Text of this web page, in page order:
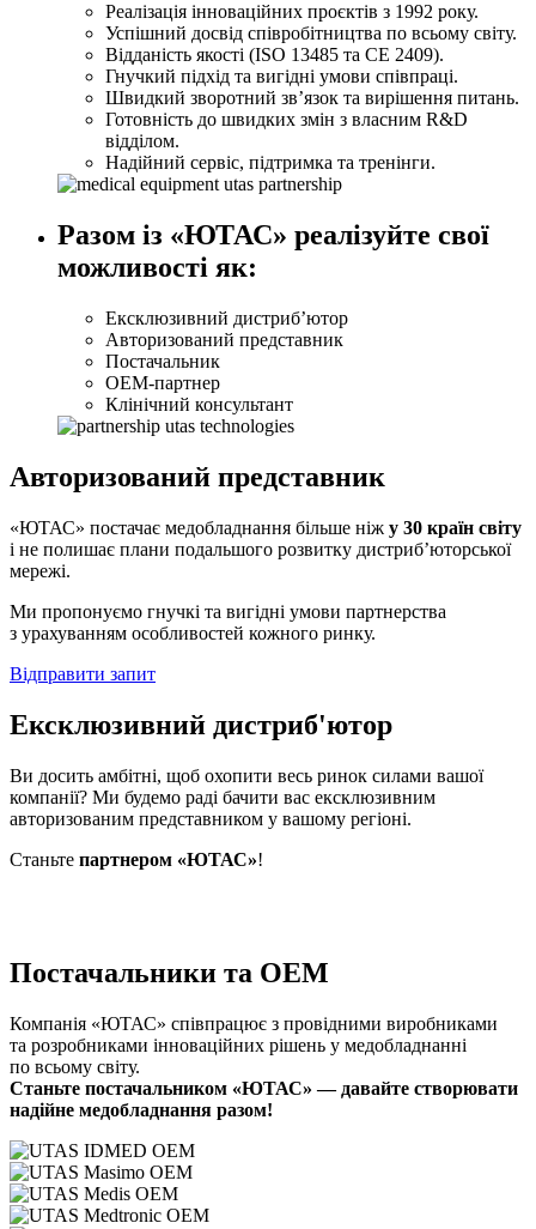
Реалізація інноваційних проєктів з 1992 року.
Успішний досвід співробітництва по всьому світу.
Відданість якості (ISO 13485 та CE 2409).
Гнучкий підхід та вигідні умови співпраці.
Швидкий зворотний зв’язок та вирішення питань.
Готовність до швидких змін з власним R&D
відділом.
Надійний сервіс, підтримка та тренінги.
Разом із «ЮТАС» реалізуйте свої
можливості як:
Ексклюзивний дистриб’ютор
Авторизований представник
Постачальник
OEM-партнер
Клінічний консультант
Авторизований представник
«ЮТАС» постачає медобладнання більше ніж у 30 країн світу
і не полишає плани подальшого розвитку дистриб’юторської
мережі.
Ми пропонуємо гнучкі та вигідні умови партнерства
з урахуванням особливостей кожного ринку.
Відправити запит
Ексклюзивний дистриб'ютор
Ви досить амбітні, щоб охопити весь ринок силами вашої
компанії? Ми будемо раді бачити вас ексклюзивним
авторизованим представником у вашому регіоні.
Станьте партнером «ЮТАС»!
Постачальники та OEM
Компанія «ЮТАС» співпрацює з провідними виробниками
та розробниками інноваційних рішень у медобладнанні
по всьому світу.
Станьте постачальником «ЮТАС» — давайте створювати
надійне медобладнання разом!